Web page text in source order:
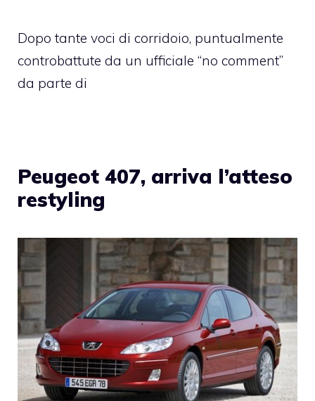
Dopo tante voci di corridoio, puntualmente
controbattute da un ufficiale “no comment”
da parte di
Peugeot 407, arriva l’atteso
restyling